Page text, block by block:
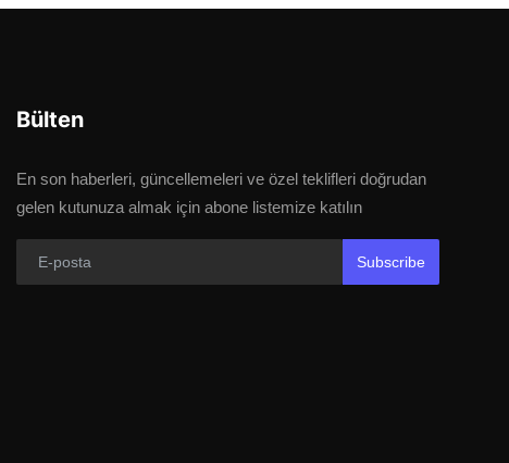
Bülten
En son haberleri, güncellemeleri ve özel teklifleri doğrudan
gelen kutunuza almak için abone listemize katılın
Subscribe